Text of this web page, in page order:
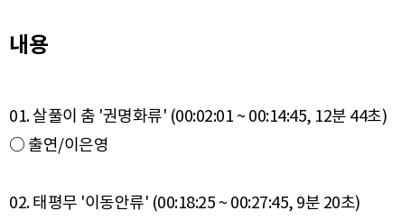
내용
01. 살풀이 춤 '권명화류' (00:02:01 ~ 00:14:45, 12분 44초)
○ 출연/이은영
02. 태평무 '이동안류' (00:18:25 ~ 00:27:45, 9분 20초)